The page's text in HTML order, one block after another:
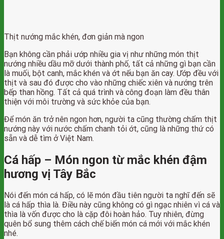
Thịt nướng mắc khén, đơn giản mà ngon
Bạn không cần phải ướp nhiều gia vị như những món thịt
nướng nhiều dầu mỡ dưới thành phố, tất cả những gì bạn cần
là muối, bột canh, mắc khén và ớt nếu bạn ăn cay. Ướp đều với
thịt và sau đó được cho vào những chiếc xiên và nướng trên
bếp than hồng. Tất cả quá trình và công đoạn làm đều thân
thiện với môi trường và sức khỏe của bạn.
Để món ăn trở nên ngon hơn, người ta cũng thường chấm thịt
nướng này với nước chấm chanh tỏi ớt, cũng là những thứ có
sẵn và dễ tìm ở Việt Nam.
Cá hấp – Món ngon từ mắc khén đậm
hương vị Tây Bắc
Nói đến món cá hấp, có lẽ món đầu tiên người ta nghĩ đến sẽ
là cá hấp thìa là. Điều này cũng không có gì ngạc nhiên vì cá và
thìa là vốn được cho là cặp đôi hoàn hảo. Tuy nhiên, đừng
quên bổ sung thêm cách chế biến món cá mới với mắc khén
nhé.